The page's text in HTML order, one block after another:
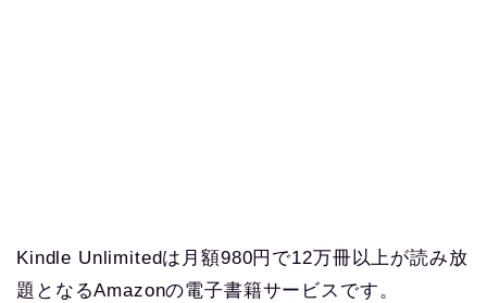
Kindle Unlimitedは月額980円で12万冊以上が読み放
題となるAmazonの電子書籍サービスです。